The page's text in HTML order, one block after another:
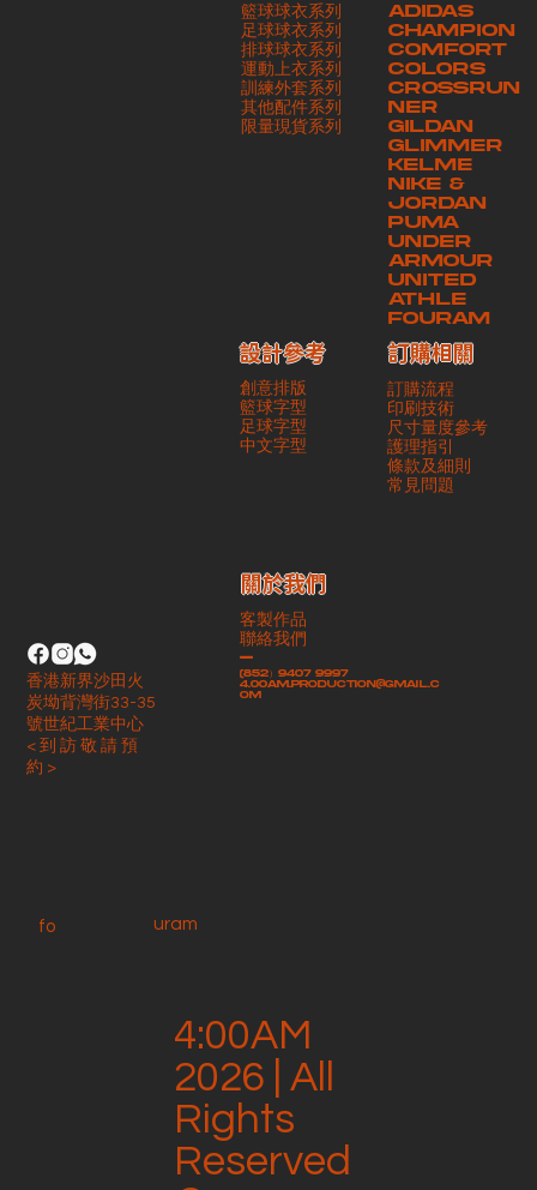
/ 貨品提取 商品製作完成後，4AM 團隊將聯絡貴客安排貨款餘額及提取
貨品。貴客可選擇最適合的付款方式以及取貨安排
隊核實有關款項 - 任何轉帳或換匯交易手續費等額外費用，一概不歸屬
本公司之責任 - 貴客請於收獲本公司正式訂購單據後 3 個工作天內安排
付款。如未能按期繳付所需款項，貴客須緻交因逾期所衍生之額外行政費
3個工作天｜到付｜​ - 貴客請於貨品可取日起之 10 個工作天內安排提取
貨品，如逾期未取，本公司將不予保存相關貨品。有關貨款訂金將不予歸
還，貴客仍須負責貨款餘額 - 貴客請於收貨時小心核對貨品數量及檢查
貨品品質 - 基於 S.F. Express / GoGoVan 等託運商為第三方服務，
本公司將保證貨品安全到達第三方手中。如第三方在運送過程中引致任何
有關貨品之遺失、損毀、誤投或運送延誤，本公司一律不負責
4:00AM
2026 | All
Rights
Reserved
籃球球衣系列
足球球衣系列
排球球衣系列
運動上衣系列
訓練外套系列
其他配件系列
​限量現貨系列
ADIDAS
CHAMPION
COMFORT
COLORS
CROSSRUN
NER
GILDAN
GLIMMER
KELME
NIKE &
JORDAN
PUMA
UNDER
ARMOUR
UNITED
ATHLE
FOURAM
創意排版
籃球字型
足球字型
​中文字型
設計參考
訂購流程
印刷技術
尺寸量度參考
護理指引
條款及細則
​常見問題
訂購相關
客製作品
聯絡我們
-
(852）9407 9997
4.00am.production@gmail.c
om
​關於我們
香港新界沙田火
炭坳背灣街33-35
號世紀工業中心
< 到 訪 敬 請 預
約 >
fo uram